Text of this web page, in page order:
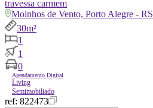
travessa carmem
Moinhos de Vento, Porto Alegre - RS
30m²
1
1
0
Agendamento Digital
Living
Semimobiliado
ref: 822473